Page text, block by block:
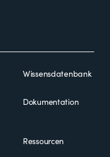
Wissensdatenbank
Dokumentation
Ressourcen